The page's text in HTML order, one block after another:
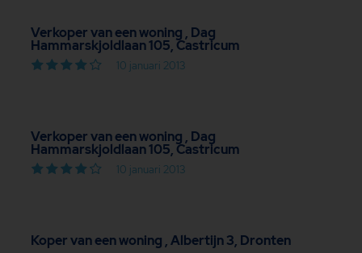
Verkoper van een woning , Dag
Hammarskjoldlaan 105, Castricum
10 januari 2013
Verkoper van een woning , Dag
Hammarskjoldlaan 105, Castricum
10 januari 2013
Koper van een woning , Albertijn 3, Dronten